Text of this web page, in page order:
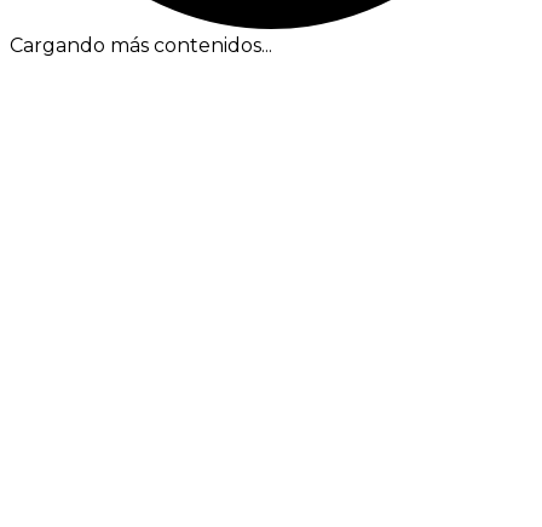
Cargando más contenidos...